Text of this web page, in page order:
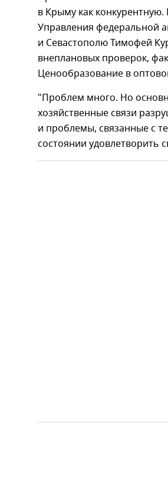
в Крыму как
Управления федеральной
и Севастополю Тимофей
внеплановых проверок,
Ценообразование в
"Проблем много. Но
хозяйственные связи
и проблемы, связанные с
состоянии удовлетворить